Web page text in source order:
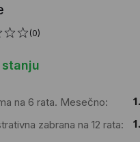
(0)
stanju
na 6 rata. Mesečno:
zabrana na 12 rata: